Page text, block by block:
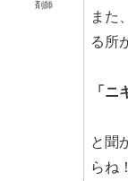
剤師
また
る所
「ニ
と聞
らね！